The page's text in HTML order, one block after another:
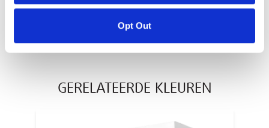
Opt Out
GERELATEERDE KLEUREN